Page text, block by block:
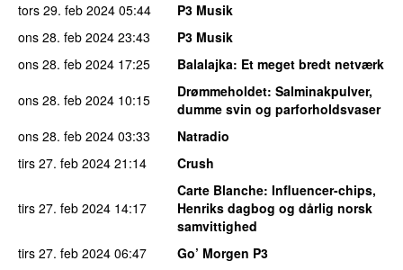
tors 29. feb 2024 05:44
P3 Musik
ons 28. feb 2024 23:43
P3 Musik
ons 28. feb 2024 17:25 Balalajka: Et meget bredt netværk
ons 28. feb 2024 10:15 Drømmeholdet: Salminakpulver,
dumme svin og parforholdsvaser
ons 28. feb 2024 03:33
Natradio
tirs 27. feb 2024 21:14 Crush
tirs 27. feb 2024 14:17
Carte Blanche: Influencer-chips,
Henriks dagbog og dårlig norsk
samvittighed
tirs 27. feb 2024 06:47
Go’ Morgen P3